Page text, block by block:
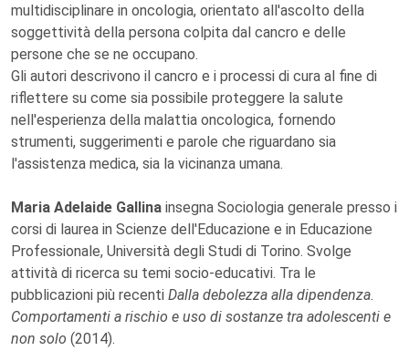
multidisciplinare in oncologia, orientato all'ascolto della
soggettività della persona colpita dal cancro e delle
persone che se ne occupano.
Gli autori descrivono il cancro e i processi di cura al fine di
riflettere su come sia possibile proteggere la salute
nell'esperienza della malattia oncologica, fornendo
strumenti, suggerimenti e parole che riguardano sia
l'assistenza medica, sia la vicinanza umana.
Maria Adelaide Gallina insegna Sociologia generale presso i
corsi di laurea in Scienze dell'Educazione e in Educazione
Professionale, Università degli Studi di Torino. Svolge
attività di ricerca su temi socio-educativi. Tra le
pubblicazioni più recenti Dalla debolezza alla dipendenza.
Comportamenti a rischio e uso di sostanze tra adolescenti e
non solo (2014).